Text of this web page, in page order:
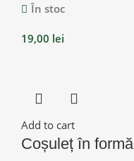
În stoc
19,00 lei
Add to cart
Coșuleț în